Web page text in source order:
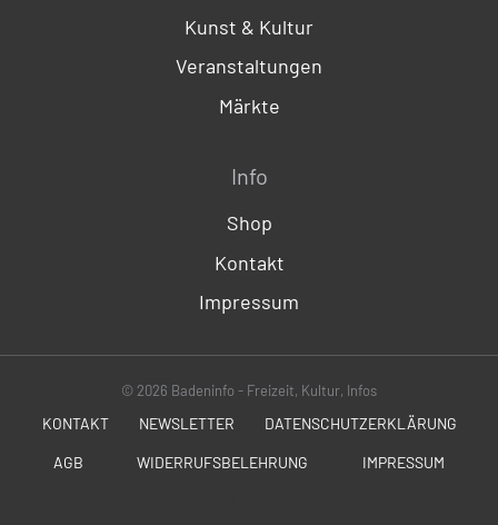
Kunst & Kultur
Veranstaltungen
Märkte
Info
Shop
Kontakt
Impressum
© 2026 Badeninfo - Freizeit, Kultur, Infos
KONTAKT NEWSLETTER DATENSCHUTZERKLÄRUNG
AGB WIDERRUFSBELEHRUNG IMPRESSUM